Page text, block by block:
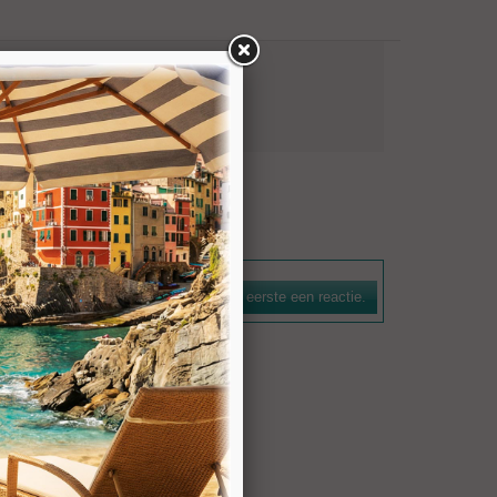
De boorkroon is voorzien van een
spoelwerking. De bezettingshoogte bedraagt 7
gangbare machines zijn leverbaar.Schrijf als eerste een reactie.